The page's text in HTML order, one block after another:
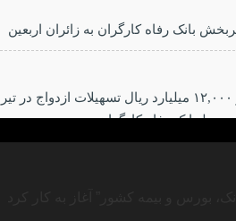
بانک رفاه کارگران به زائران اربعین
پرداخت بیش از ۱۲,۰۰۰ میلیارد ریال تسهیلات ازدواج در تیر
بانک رفاه کارگران